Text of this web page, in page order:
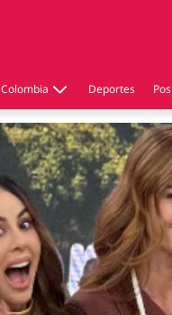
Colombia
Judicial
Politica
Regiones
Deportes